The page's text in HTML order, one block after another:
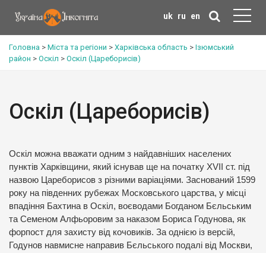
uk ru en
Головна > Міста та регіони > Харківська область > Ізюмський
район > Оскіл > Оскіл (Цареборисів)
Оскіл (Цареборисів)
Оскіл можна вважати одним з найдавніших населених
пунктів Харківщини, який існував ще на початку XVII ст. під
назвою Цареборисов з різними варіаціями. Заснований 1599
року на південних рубежах Московського царства, у місці
впадіння Бахтина в Оскіл, воєводами Богданом Бєльським
та Семеном Алфьоровим за наказом Бориса Годунова, як
форпост для захисту від кочовиків. За однією із версій,
Годунов навмисне направив Бєльського подалі від Москви,